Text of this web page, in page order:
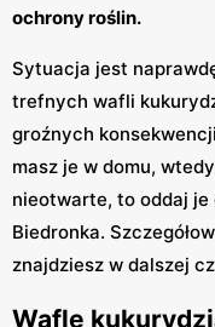
ochrony roślin.
Sytuacja jest
trefnych wafli
groźnych
masz je w domu,
nieotwarte, to oddaj je
Biedronka.
znajdziesz w dalszej
Wafle